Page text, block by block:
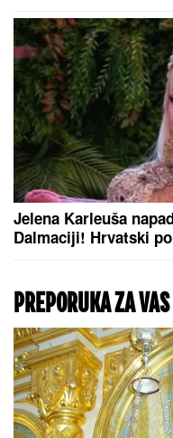
Jelena Karleuša
Dalmaciji! Hrvatski
PREPORUKA ZA VAS